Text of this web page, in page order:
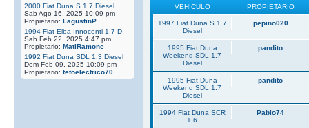
2000 Fiat Duna S 1.7 Diesel
Sab Ago 16, 2025 10:09 pm
Propietario: LagustinP
1994 Fiat Elba Innocenti 1.7 D
Sab Feb 22, 2025 4:47 pm
Propietario: MatiRamone
1992 Fiat Duna SDL 1.3 Diesel
Dom Feb 09, 2025 10:09 pm
Propietario: tetoelectrico70
VEHICULO PROPIETARIO
1997 Fiat Duna S 1.7
Diesel
pepino020
1995 Fiat Duna
Weekend SDL 1.7
Diesel
pandito
1995 Fiat Duna
Weekend SDL 1.7
Diesel
pandito
1994 Fiat Duna SCR
1.6
Pablo74